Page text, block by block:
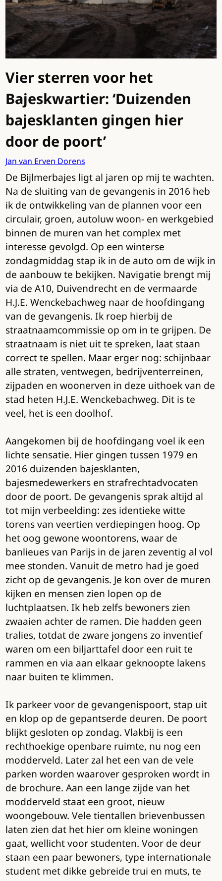
Vier sterren voor het
Bajeskwartier: ‘Duizenden
bajesklanten gingen hier
door de poort’
Jan van Erven Dorens
De Bijlmerbajes ligt al jaren op mij te wachten.
Na de sluiting van de gevangenis in 2016 heb
ik de ontwikkeling van de plannen voor een
circulair, groen, autoluw woon- en werkgebied
binnen de muren van het complex met
interesse gevolgd. Op een winterse
zondagmiddag stap ik in de auto om de wijk in
de aanbouw te bekijken. Navigatie brengt mij
via de A10, Duivendrecht en de vermaarde
H.J.E. Wenckebachweg naar de hoofdingang
van de gevangenis. Ik roep hierbij de
straatnaamcommissie op om in te grijpen. De
straatnaam is niet uit te spreken, laat staan
correct te spellen. Maar erger nog: schijnbaar
alle straten, ventwegen, bedrijventerreinen,
zijpaden en woonerven in deze uithoek van de
stad heten H.J.E. Wenckebachweg. Dit is te
veel, het is een doolhof.
Aangekomen bij de hoofdingang voel ik een
lichte sensatie. Hier gingen tussen 1979 en
2016 duizenden bajesklanten,
bajesmedewerkers en strafrechtadvocaten
door de poort. De gevangenis sprak altijd al
tot mijn verbeelding: zes identieke witte
torens van veertien verdiepingen hoog. Op
het oog gewone woontorens, waar de
banlieues van Parijs in de jaren zeventig al vol
mee stonden. Vanuit de metro had je goed
zicht op de gevangenis. Je kon over de muren
kijken en mensen zien lopen op de
luchtplaatsen. Ik heb zelfs bewoners zien
zwaaien achter de ramen. Die hadden geen
tralies, totdat de zware jongens zo inventief
waren om een biljarttafel door een ruit te
rammen en via aan elkaar geknoopte lakens
naar buiten te klimmen.
Ik parkeer voor de gevangenispoort, stap uit
en klop op de gepantserde deuren. De poort
blijkt gesloten op zondag. Vlakbij is een
rechthoekige openbare ruimte, nu nog een
modderveld. Later zal het een van de vele
parken worden waarover gesproken wordt in
de brochure. Aan een lange zijde van het
modderveld staat een groot, nieuw
woongebouw. Vele tientallen brievenbussen
laten zien dat het hier om kleine woningen
gaat, wellicht voor studenten. Voor de deur
staan een paar bewoners, type internationale
student met dikke gebreide trui en muts, te